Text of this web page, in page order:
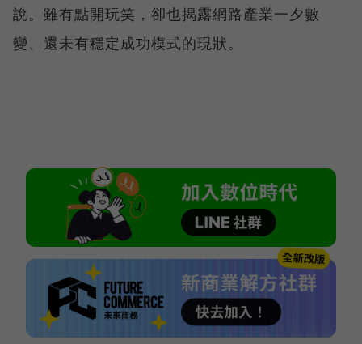
說。雖有點開玩笑，卻也揭露網路產業一夕數
變、還未有穩定成功模式的現狀。